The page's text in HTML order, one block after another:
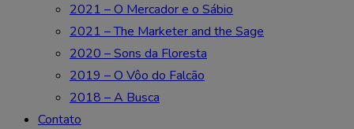
2021 – O Mercador e o Sábio
2021 – The Marketer and the Sage
2020 – Sons da Floresta
2019 – O Vôo do Falcão
2018 – A Busca
Contato